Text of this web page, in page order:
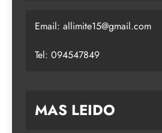
Email: allimite15@gmail.com
Tel: 094547849
MAS LEIDO